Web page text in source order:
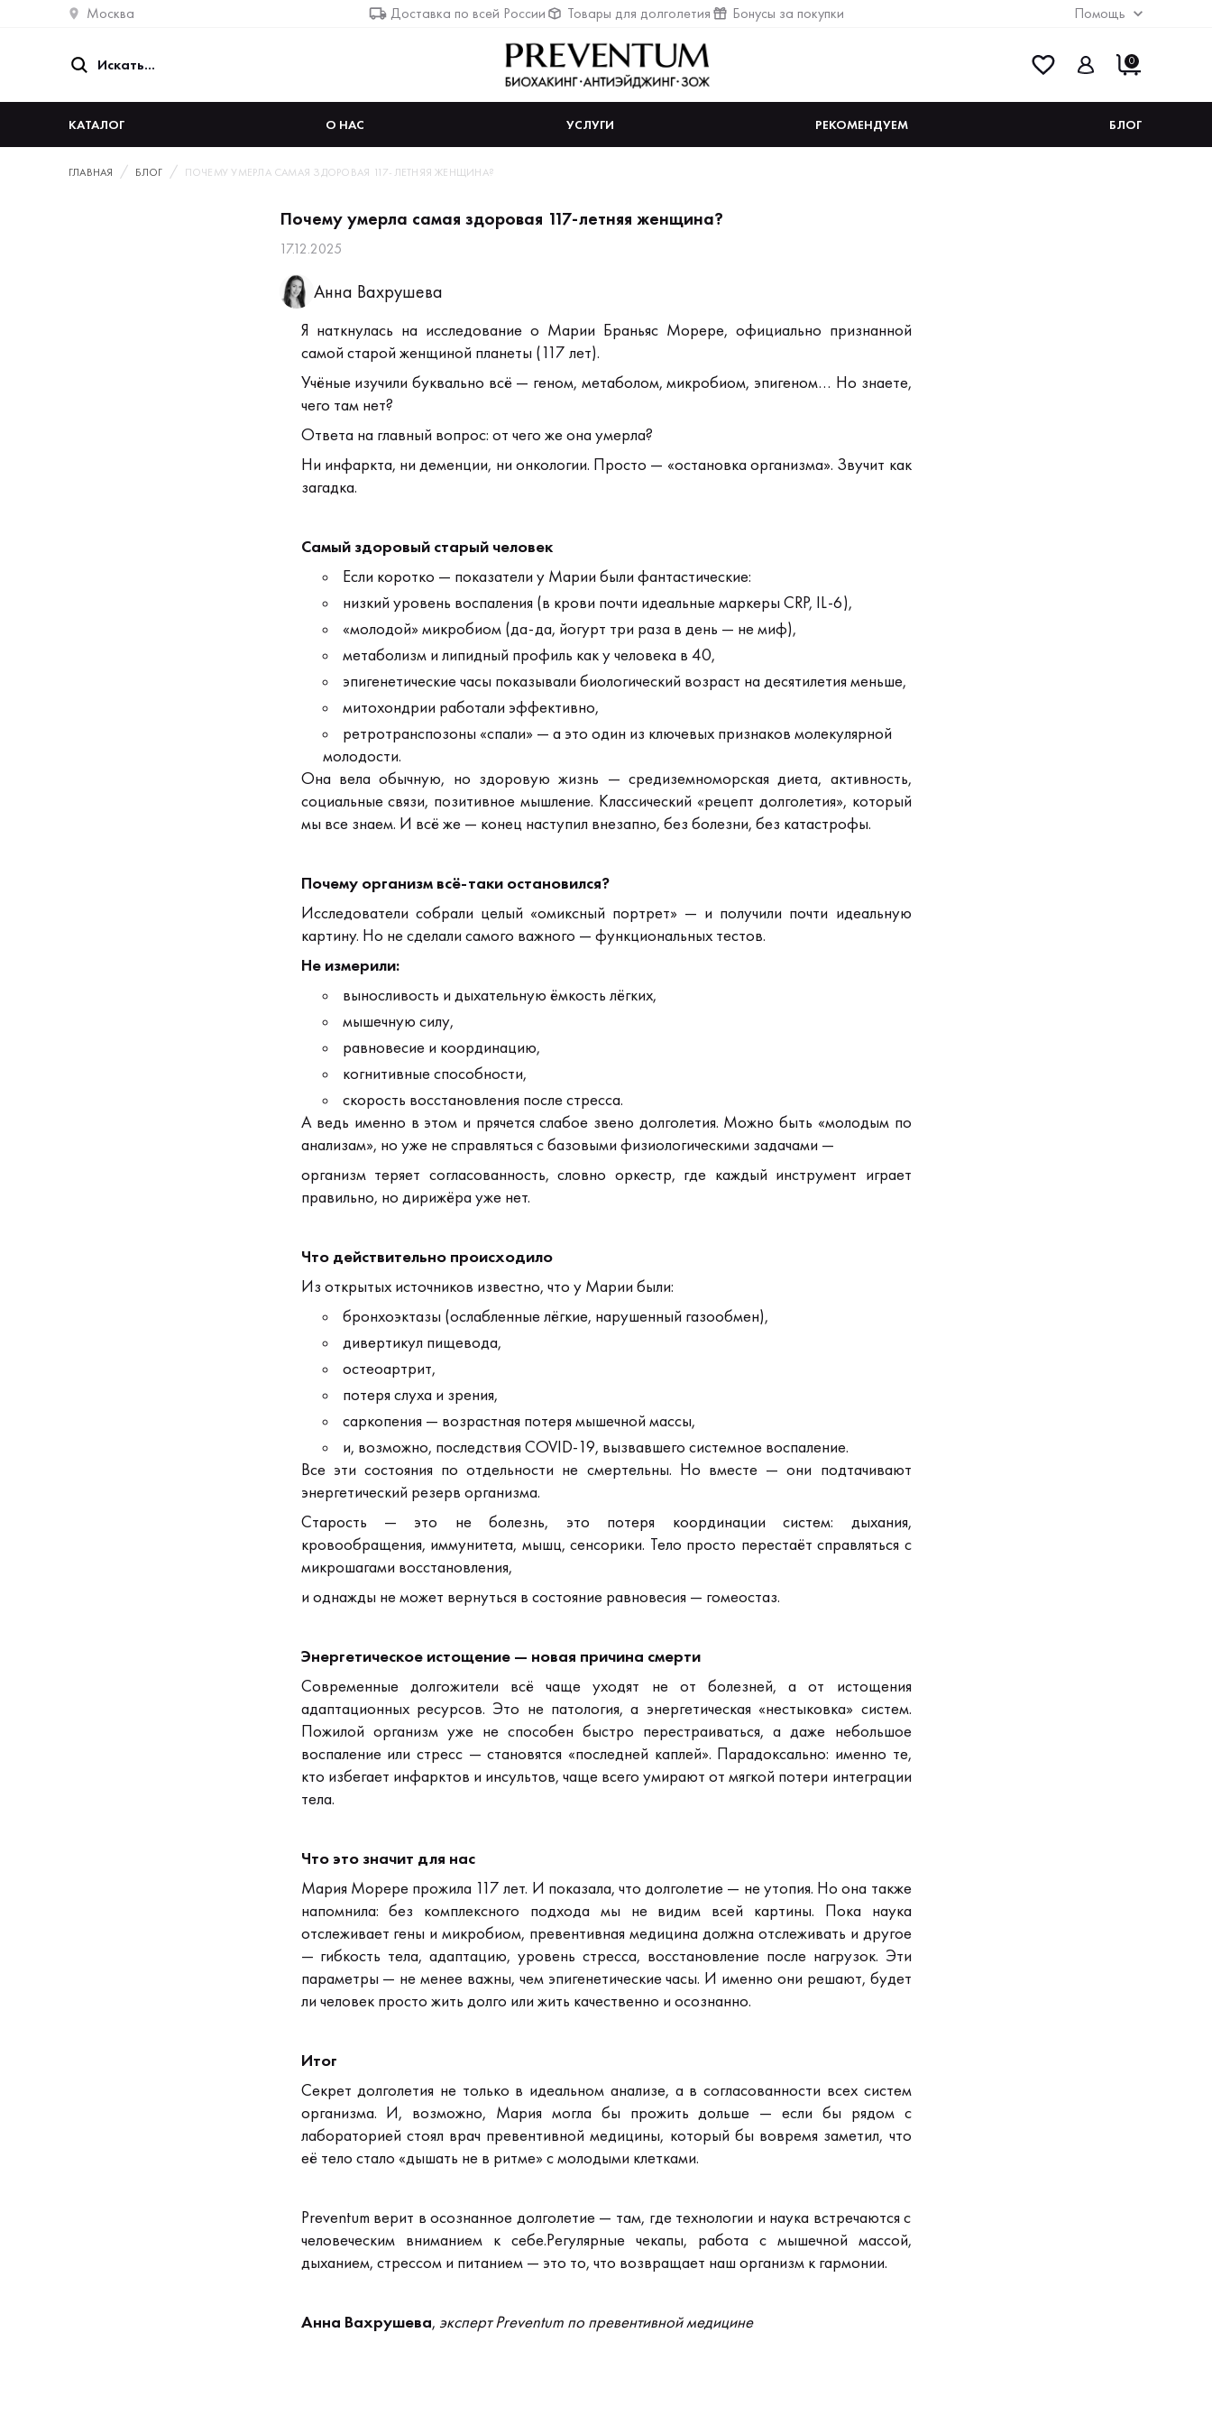
Москва Доставка по всей России Товары для долголетия Бонусы за покупки Помощь
0
КАТАЛОГ О НАС УСЛУГИ РЕКОМЕНДУЕМ БЛОГ
ГЛАВНАЯ БЛОГ ПОЧЕМУ УМЕРЛА САМАЯ ЗДОРОВАЯ 117-ЛЕТНЯЯ ЖЕНЩИНА?
Почему умерла самая здоровая 117-летняя женщина?
17.12.2025
Анна Вахрушева
Я наткнулась на исследование о Марии Браньяс Морере, официально признанной
самой старой женщиной планеты (117 лет).
Учёные изучили буквально всё — геном, метаболом, микробиом, эпигеном… Но знаете,
чего там нет?
Ответа на главный вопрос: от чего же она умерла?
Ни инфаркта, ни деменции, ни онкологии. Просто — «остановка организма». Звучит как
загадка.
Самый здоровый старый человек
Если коротко — показатели у Марии были фантастические:
низкий уровень воспаления (в крови почти идеальные маркеры CRP, IL-6),
«молодой» микробиом (да-да, йогурт три раза в день — не миф),
метаболизм и липидный профиль как у человека в 40,
эпигенетические часы показывали биологический возраст на десятилетия меньше,
митохондрии работали эффективно,
ретротранспозоны «спали» — а это один из ключевых признаков молекулярной
молодости.
Она вела обычную, но здоровую жизнь — средиземноморская диета, активность,
социальные связи, позитивное мышление. Классический «рецепт долголетия», который
мы все знаем. И всё же — конец наступил внезапно, без болезни, без катастрофы.
Почему организм всё-таки остановился?
Исследователи собрали целый «омиксный портрет» — и получили почти идеальную
картину. Но не сделали самого важного — функциональных тестов.
Не измерили:
выносливость и дыхательную ёмкость лёгких,
мышечную силу,
равновесие и координацию,
когнитивные способности,
скорость восстановления после стресса.
А ведь именно в этом и прячется слабое звено долголетия. Можно быть «молодым по
анализам», но уже не справляться с базовыми физиологическими задачами —
организм теряет согласованность, словно оркестр, где каждый инструмент играет
правильно, но дирижёра уже нет.
Что действительно происходило
Из открытых источников известно, что у Марии были:
бронхоэктазы (ослабленные лёгкие, нарушенный газообмен),
дивертикул пищевода,
остеоартрит,
потеря слуха и зрения,
саркопения — возрастная потеря мышечной массы,
и, возможно, последствия COVID-19, вызвавшего системное воспаление.
Все эти состояния по отдельности не смертельны. Но вместе — они подтачивают
энергетический резерв организма.
Старость — это не болезнь, это потеря координации систем: дыхания,
кровообращения, иммунитета, мышц, сенсорики. Тело просто перестаёт справляться с
микрошагами восстановления,
и однажды не может вернуться в состояние равновесия — гомеостаз.
Энергетическое истощение — новая причина смерти
Современные долгожители всё чаще уходят не от болезней, а от истощения
адаптационных ресурсов. Это не патология, а энергетическая «нестыковка» систем.
Пожилой организм уже не способен быстро перестраиваться,а даже небольшое
воспаление или стресс — становятся «последней каплей». Парадоксально: именно те,
кто избегает инфарктов и инсультов, чаще всего умирают от мягкой потери интеграции
тела.
Что это значит для нас
Мария Морере прожила 117 лет. И показала, что долголетие — не утопия. Но она также
напомнила: без комплексного подхода мы не видим всей картины. Пока наука
отслеживает гены и микробиом, превентивная медицина должна отслеживать и другое
— гибкость тела, адаптацию, уровень стресса, восстановление после нагрузок. Эти
параметры — не менее важны, чем эпигенетические часы. И именно они решают, будет
ли человек просто жить долго или жить качественно и осознанно.
Итог
Секрет долголетия не только в идеальном анализе, а в согласованности всех систем
организма. И, возможно, Мария могла бы прожить дольше —если бы рядом с
лабораторией стоял врач превентивной медицины, который бы вовремя заметил, что
её тело стало «дышать не в ритме» с молодыми клетками.
Preventum верит в осознанное долголетие — там, где технологии и наука встречаются с
человеческим вниманием к себе.Регулярные чекапы, работа с мышечной массой,
дыханием, стрессом и питанием — это то, что возвращает наш организм к гармонии.
Анна Вахрушева, эксперт Preventum по превентивной медицине